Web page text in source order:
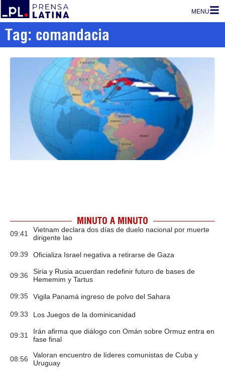
MENU
Tag: comandacia
MINUTO A MINUTO
09:41
Vietnam declara dos días de duelo nacional por muerte
dirigente lao
09:39 Oficializa Israel negativa a retirarse de Gaza
09:36
Siria y Rusia acuerdan redefinir futuro de bases de
Hememim y Tartus
09:35 Vigila Panamá ingreso de polvo del Sahara
09:33 Los Juegos de la dominicanidad
09:31
Irán afirma que diálogo con Omán sobre Ormuz entra en
fase final
08:56
Valoran encuentro de líderes comunistas de Cuba y
Uruguay